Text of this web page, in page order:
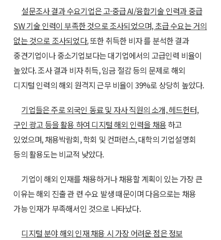
설문조사 결과 수요기업은 고·중급 AI/융합기술 인력과 중급
SW 기술 인력이 부족한 것으로 조사되었으며, 초급 수요는 거의
없는 것으로 조사되었다.또한 취득한 비자 를 분석한 결과
중견기업이나 중소기업보다는 대기업에서의 고급인력 비율이
높았다. 조사 결과 비자 취득, 임금 절감 등의 문제로 해외
디지털 인력의 해외 원격지 근무 비율이 39%로 상당히 높았다.
기업들은 주로 외국인 동료 및 자사 직원의 소개, 헤드헌터,
구인 광고 등을 활용 하여 디지털 해외 인력을 채용하고
있었으며, 채용박람회, 학회 및 컨퍼런스, 대학의 기업설명회
등의 활용도는 비교적 낮았다.
기업이 해외 인재를 채용하거나 채용할 계획이 있는 가장 큰
이유는 해외 진출 관 련 수요 발생 때문이며 다음으로는 채용
가능 인재가 부족해서인 것으로 나타났다.
디지털 분야 해외 인재 채용 시 가장 어려운 점은 정보